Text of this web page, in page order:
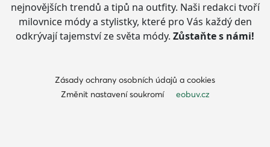
nejnovějších trendů a tipů na outfity. Naši redakci tvoří
milovnice módy a stylistky, které pro Vás každý den
odkrývají tajemství ze světa módy. Zůstaňte s námi!
Zásady ochrany osobních údajů a cookies
Změnit nastavení soukromí
eobuv.cz